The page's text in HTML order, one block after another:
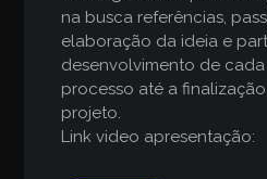
na busca referências,
elaboração da ideia e
desenvolvimento de
processo até a
projeto.
Link video apresentação: